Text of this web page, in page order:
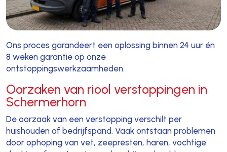
Ons proces garandeert een oplossing binnen 24 uur én
8 weken garantie op onze
ontstoppingswerkzaamheden.
Oorzaken van riool verstoppingen in
Schermerhorn
De oorzaak van een verstopping verschilt per
huishouden of bedrijfspand. Vaak ontstaan problemen
door ophoping van vet, zeepresten, haren, vochtige